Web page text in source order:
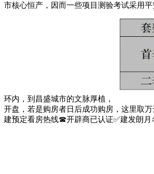
市核心恒产，因而一些项目测验考试采用
环内，到昌盛城市的文脉厚植，
开盘，若是购房者日后成功购房，这里取
建预定看房热线☎开辟商已认证✅建发朗月